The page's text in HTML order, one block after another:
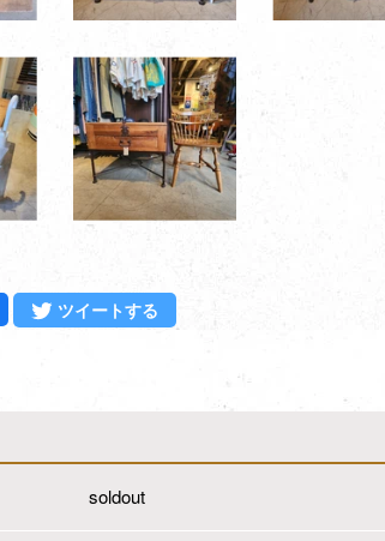
Facebookでシェアする
ツイートする
soldout